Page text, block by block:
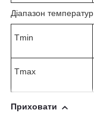
Діапазон температур
Tmin
Tmax
Приховати